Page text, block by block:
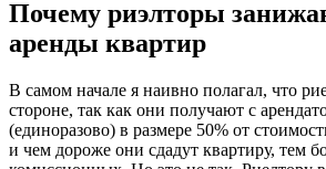
Почему риэлторы
аренды квартир
В самом начале я наивно полагал, что
стороне, так как они получают с
(единоразово) в размере 50% от
и чем дороже они сдадут квартиру, тем